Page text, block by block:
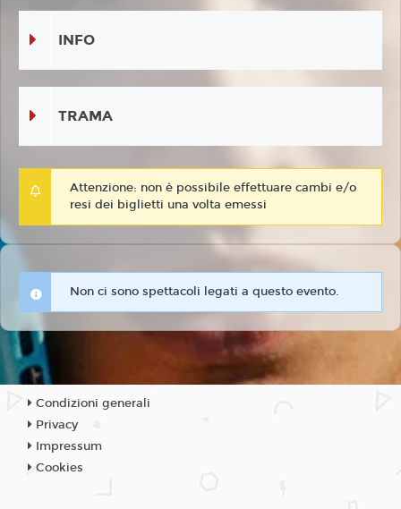
INFO
TRAMA
Attenzione: non è possibile effettuare cambi e/o
resi dei biglietti una volta emessi
Non ci sono spettacoli legati a questo evento.
Condizioni generali
Privacy
Impressum
Cookies